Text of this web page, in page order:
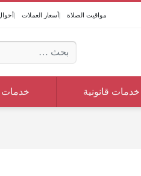
مواقيت الصلاة أسعار العملات
البحث عن:
خدمات قانونية